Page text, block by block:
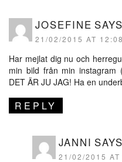
JOSEFINE
21/02/2015 AT
Har mejlat dig nu och
min bild från min instagram
DET ÄR JU JAG! Ha en
REPLY
JANNI
21/02/2015 AT